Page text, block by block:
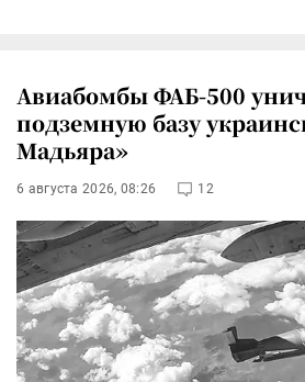
Авиабомбы ФАБ-500
подземную базу
Мадьяра»
6 августа 2026, 08:26 12